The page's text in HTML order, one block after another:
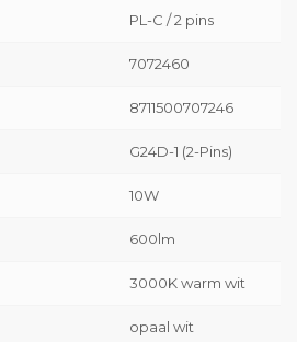
PL-C / 2 pins
7072460
8711500707246
G24D-1 (2-Pins)
10W
600lm
3000K warm wit
opaal wit